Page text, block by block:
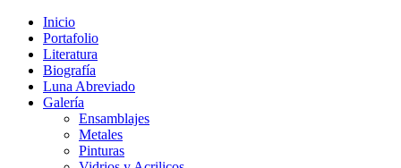
Inicio
Portafolio
Literatura
Biografía
Luna Abreviado
Galería
Ensamblajes
Metales
Pinturas